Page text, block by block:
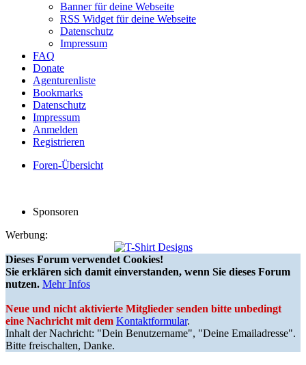
Banner für deine Webseite
RSS Widget für deine Webseite
Datenschutz
Impressum
FAQ
Donate
Agenturenliste
Bookmarks
Datenschutz
Impressum
Anmelden
Registrieren
Foren-Übersicht
Sponsoren
Werbung:
Dieses Forum verwendet Cookies!
Sie erklären sich damit einverstanden, wenn Sie dieses Forum
nutzen. Mehr Infos
Neue und nicht aktivierte Mitglieder senden bitte unbedingt
eine Nachricht mit dem Kontaktformular.
Inhalt der Nachricht: "Dein Benutzername", "Deine Emailadresse".
Bitte freischalten, Danke.